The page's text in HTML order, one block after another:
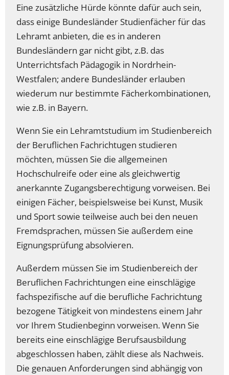
Eine zusätzliche Hürde könnte dafür auch sein,
dass einige Bundesländer Studienfächer für das
Lehramt anbieten, die es in anderen
Bundesländern gar nicht gibt, z.B. das
Unterrichtsfach Pädagogik in Nordrhein-
Westfalen; andere Bundesländer erlauben
wiederum nur bestimmte Fächerkombinationen,
wie z.B. in Bayern.
Wenn Sie ein Lehramtstudium im Studienbereich
der Beruflichen Fachrichtugen studieren
möchten, müssen Sie die allgemeinen
Hochschulreife oder eine als gleichwertig
anerkannte Zugangsberechtigung vorweisen. Bei
einigen Fächer, beispielsweise bei Kunst, Musik
und Sport sowie teilweise auch bei den neuen
Fremdsprachen, müssen Sie außerdem eine
Eignungsprüfung absolvieren.
Außerdem müssen Sie im Studienbereich der
Beruflichen Fachrichtungen eine einschlägige
fachspezifische auf die berufliche Fachrichtung
bezogene Tätigkeit von mindestens einem Jahr
vor Ihrem Studienbeginn vorweisen. Wenn Sie
bereits eine einschlägige Berufsausbildung
abgeschlossen haben, zählt diese als Nachweis.
Die genauen Anforderungen sind abhängig von